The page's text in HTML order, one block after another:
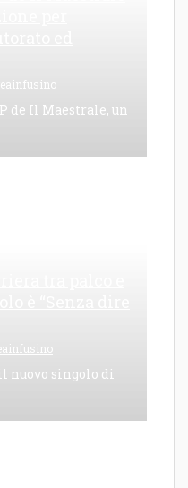
de Il Maestrale, un
il nuovo singolo di